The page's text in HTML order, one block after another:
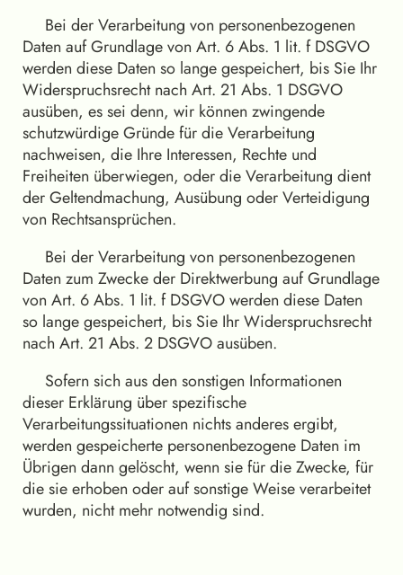
Bei der Verarbeitung von personenbezogenen
Daten auf Grundlage von Art. 6 Abs. 1 lit. f DSGVO
werden diese Daten so lange gespeichert, bis Sie Ihr
Widerspruchsrecht nach Art. 21 Abs. 1 DSGVO
ausüben, es sei denn, wir können zwingende
schutzwürdige Gründe für die Verarbeitung
nachweisen, die Ihre Interessen, Rechte und
Freiheiten überwiegen, oder die Verarbeitung dient
der Geltendmachung, Ausübung oder Verteidigung
von Rechtsansprüchen.
Bei der Verarbeitung von personenbezogenen
Daten zum Zwecke der Direktwerbung auf Grundlage
von Art. 6 Abs. 1 lit. f DSGVO werden diese Daten
so lange gespeichert, bis Sie Ihr Widerspruchsrecht
nach Art. 21 Abs. 2 DSGVO ausüben.
Sofern sich aus den sonstigen Informationen
dieser Erklärung über spezifische
Verarbeitungssituationen nichts anderes ergibt,
werden gespeicherte personenbezogene Daten im
Übrigen dann gelöscht, wenn sie für die Zwecke, für
die sie erhoben oder auf sonstige Weise verarbeitet
wurden, nicht mehr notwendig sind.